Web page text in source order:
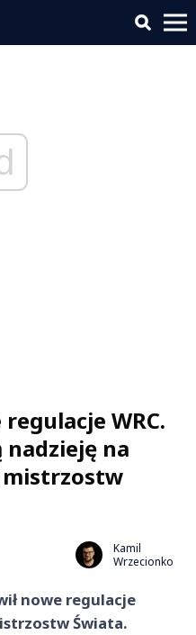
WRC.
nadzieję na
mistrzostw
Kamil
Wrzecionko
nowe regulacje
Świata.